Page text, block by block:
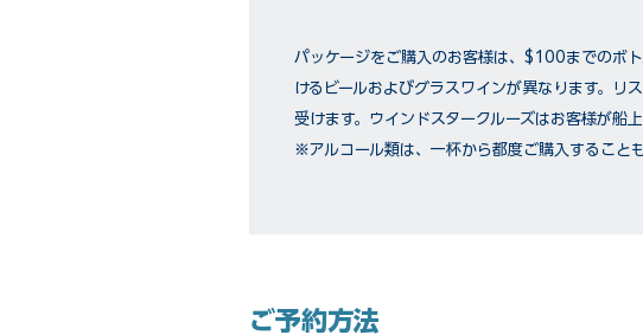
パッケージをご購入のお客様は、$100までのボ
けるビールおよびグラスワインが異なります。
受けます。ウインドスタークルーズはお客様が船
※アルコール類は、一杯から都度ご購入すること
ご予約方法